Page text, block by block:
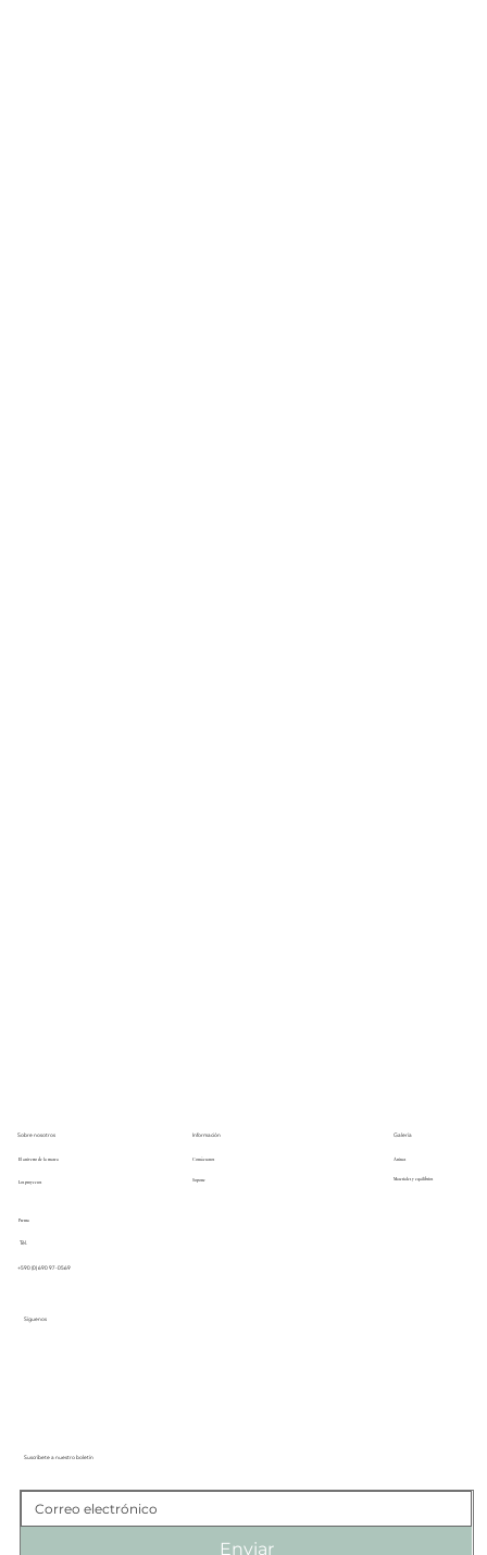
Suscríbete a nuestro boletín
Síguenos
Enviar
Artistas
Materiales y equilibrios
Galería
Información
Contáctanos
Soporte
Sobre nosotros
Prensa
Los proyectos
El universo de la marca
Tél.
+590 (0) 690 97-0569